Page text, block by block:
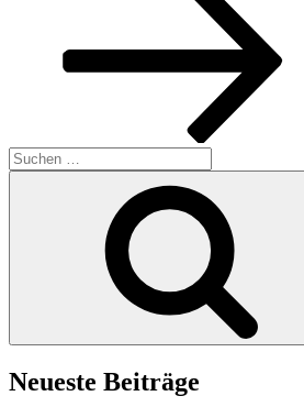
Suchen
nach:
Neueste Beiträge